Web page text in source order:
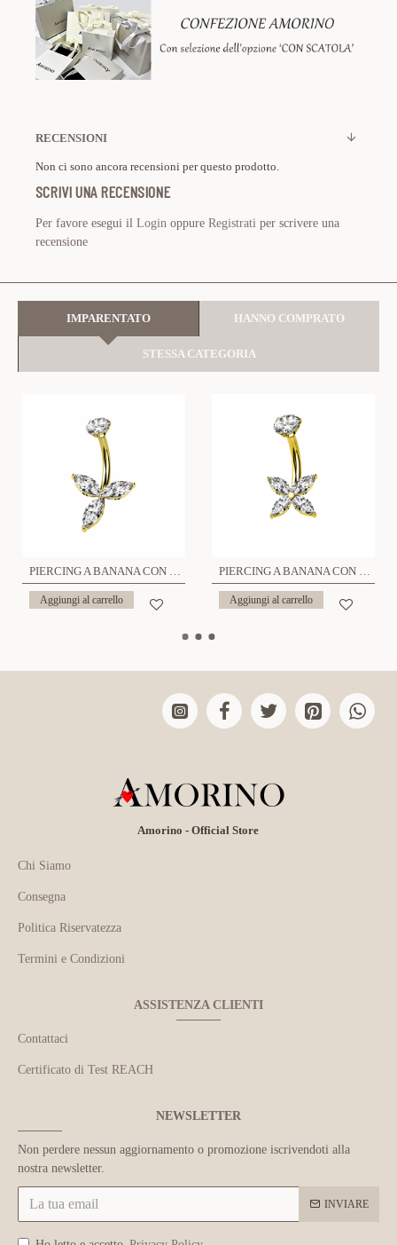
RECENSIONI
Non ci sono ancora recensioni per questo prodotto.
SCRIVI UNA RECENSIONE
Per favore esegui il Login oppure Registrati per scrivere una
recensione
IMPARENTATO HANNO COMPRATO
STESSA CATEGORIA
PIERCING A BANANA CON ZIRCONIA TRIFOGLIO - JQ1000B077
Aggiungi al carrello
PIERCING A BANANA CON ZIRCONIA QUATTRO PETALI - JQ1200B086
Aggiungi al carrello
Amorino - Official Store
Chi Siamo
Consegna
Politica Riservatezza
Termini e Condizioni
ASSISTENZA CLIENTI
Contattaci
Certificato di Test REACH
NEWSLETTER
Non perdere nessun aggiornamento o promozione iscrivendoti alla
nostra newsletter.
INVIARE